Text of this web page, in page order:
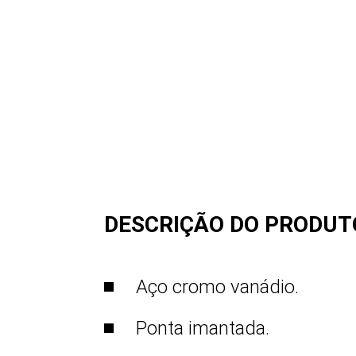
DESCRIÇÃO DO
Aço cromo vanádio.
Ponta imantada.